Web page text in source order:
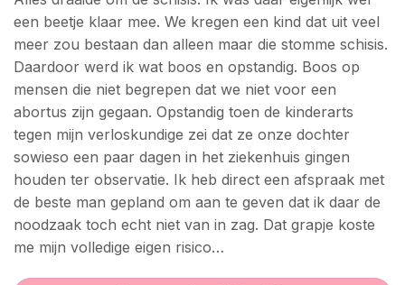
een beetje klaar mee. We kregen een kind dat uit veel
meer zou bestaan dan alleen maar die stomme schisis.
Daardoor werd ik wat boos en opstandig. Boos op
mensen die niet begrepen dat we niet voor een
abortus zijn gegaan. Opstandig toen de kinderarts
tegen mijn verloskundige zei dat ze onze dochter
sowieso een paar dagen in het ziekenhuis gingen
houden ter observatie. Ik heb direct een afspraak met
de beste man gepland om aan te geven dat ik daar de
noodzaak toch echt niet van in zag. Dat grapje koste
me mijn volledige eigen risico…